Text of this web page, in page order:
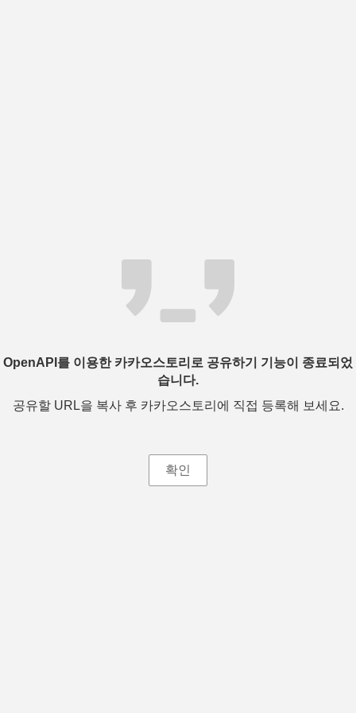
OpenAPI를 이용한 카카오스토리로 공유하기 기능이 종료되었
습니다.
공유할 URL을 복사 후 카카오스토리에 직접 등록해 보세요.
확인